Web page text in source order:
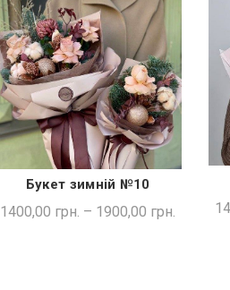
ШВИДКА ПОКУПКА
Букет зимній №10
1400,00 грн. – 1900,00 грн.